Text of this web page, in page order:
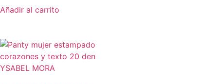
Añadir al carrito